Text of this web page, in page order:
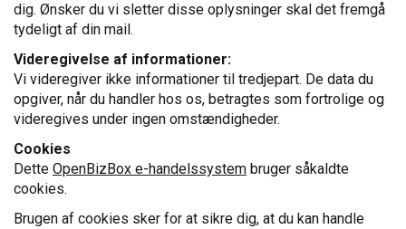
dig. Ønsker du vi sletter disse oplysninger skal det fremgå
tydeligt af din mail.
Videregivelse af informationer:
Vi videregiver ikke informationer til tredjepart. De data du
opgiver, når du handler hos os, betragtes som fortrolige og
videregives under ingen omstændigheder.
Cookies
Dette OpenBizBox e-handelssystem bruger såkaldte
cookies.
Brugen af cookies sker for at sikre dig, at du kan handle